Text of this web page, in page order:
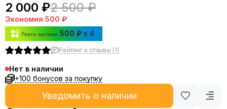
2 000 ₽2 500 ₽
Экономия 500 ₽
Плати частями 500 ₽ x 4
Рейтинг и отзывы (1)
Нет в наличии
+100 бонусов за покупку
Уведомить о наличии